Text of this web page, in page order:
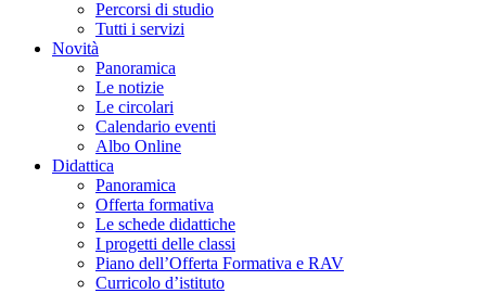
Percorsi di studio
Tutti i servizi
Novità
Panoramica
Le notizie
Le circolari
Calendario eventi
Albo Online
Didattica
Panoramica
Offerta formativa
Le schede didattiche
I progetti delle classi
Piano dell’Offerta Formativa e RAV
Curricolo d’istituto